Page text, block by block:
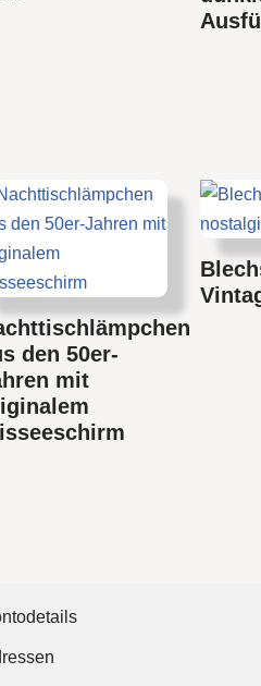
den 50er-
mit